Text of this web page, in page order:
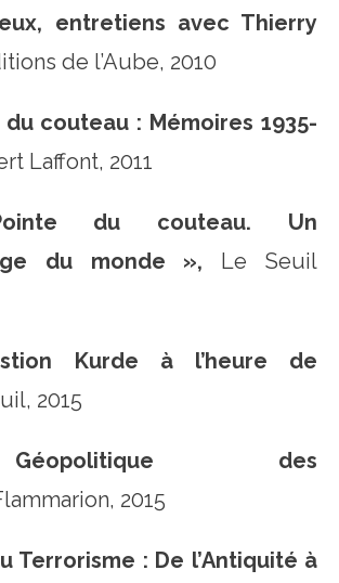
entretiens avec Thierry
de l’Aube, 2010
couteau : Mémoires 1935-
Laffont, 2011
du couteau. Un
du monde », Le Seuil
Kurde à l’heure de
2015
des
2015
Terrorisme : De l’Antiquité à